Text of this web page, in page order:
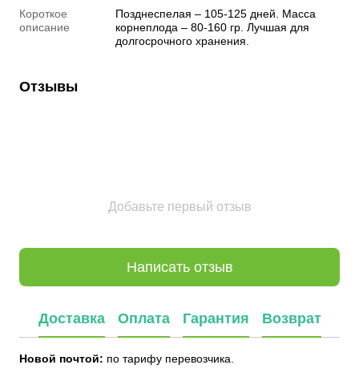
Короткое
описание
Позднеспелая – 105-125 дней. Масса
корнеплода – 80-160 гр. Лучшая для
долгосрочного хранения.
Отзывы
Добавьте первый отзыв
Написать отзыв
Доставка Оплата Гарантия Возврат
Новой почтой: по тарифу перевозчика.